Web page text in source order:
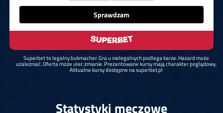
Sprawdzam
Superbet to legalny bukmacher. Gra u nielegalnych podlega karze. Hazard może
uzależniać. Oferta może ulec zmianie. Prezentowane kursy mają charakter poglądowy.
Aktualne kursy dostępne na superbet.pl
Statystyki meczowe